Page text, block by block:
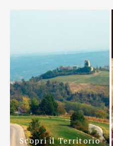
Scopri il Territorio